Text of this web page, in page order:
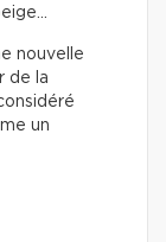
nouvelle
de la
un